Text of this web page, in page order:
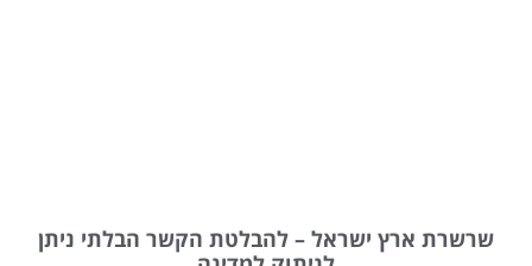
שרשרת ארץ ישראל – להבלטת הקשר הבלתי ניתן